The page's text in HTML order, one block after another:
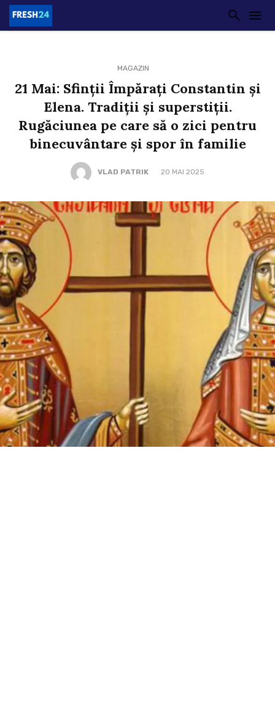
MAGAZIN
21 Mai: Sfinții Împărați Constantin și
Elena. Tradiții și superstiții.
Rugăciunea pe care să o zici pentru
binecuvântare și spor în familie
VLAD PATRIK 20 MAI 2025